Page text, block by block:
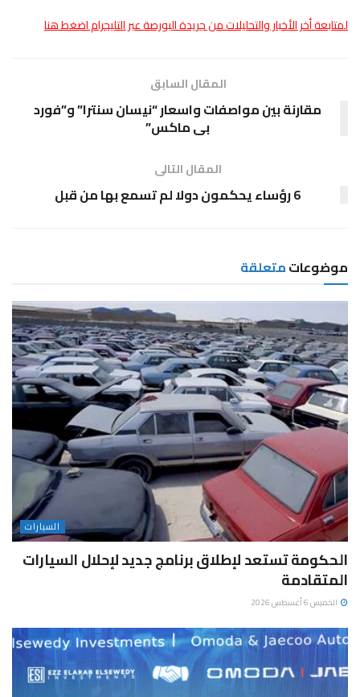
لمتابعة أخر الأخبار والتحليلات من جريدة البورصة عبر التليجرام اضغط هنا
المقال السابق
مقارنة بين مواصفات واسعار “نيسان سنترا” و”فورد
بى ماكس”
المقال التالى
6 رؤساء يحكمون دولا لم تسمع بها من قبل
موضوعاتمتعلقة
السيارات
الحكومة تستعد لإطلاق برنامج جديد لإحلال السيارات
المتقادمة
الخميس 6 أغسطس 2026